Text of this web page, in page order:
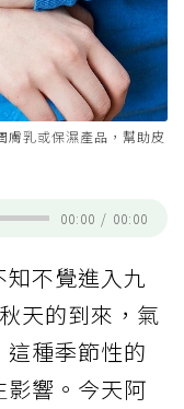
膚乳或保濕產品，幫助皮
00:00 / 00:00
不覺進入九
天的到來，氣
種季節性的
響。今天阿